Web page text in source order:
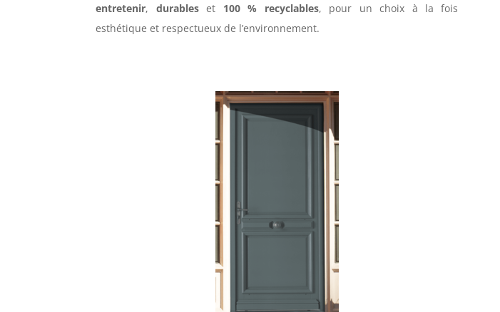
entretenir, durableset 100 % recyclables, pour un choix à la fois
esthétique et respectueux de l’environnement.